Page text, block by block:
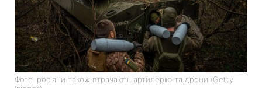
Фото: росіяни також втрачають артилерію та дрони (Getty